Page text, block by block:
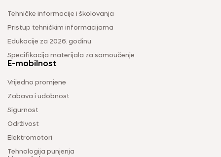
Tehničke informacije i školovanja
Pristup tehničkim informacijama
Edukacije za 2026. godinu
Specifikacija materijala za samoučenje
E-mobilnost
Vrijedno promjene
Zabava i udobnost
Sigurnost
Održivost
Elektromotori
Tehnologija punjenja